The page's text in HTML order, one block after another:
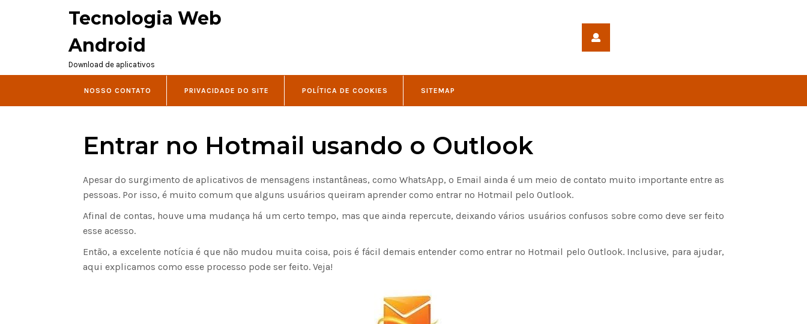
Tecnologia Web
Android
Download de aplicativos
NOSSO CONTATO PRIVACIDADE DO SITE POLÍTICA DE COOKIES SITEMAP
Entrar no Hotmail usando o Outlook
Apesar do surgimento de aplicativos de mensagens instantâneas, como WhatsApp, o Email ainda é um meio de contato muito importante entre as
pessoas. Por isso, é muito comum que alguns usuários queiram aprender como entrar no Hotmail pelo Outlook.
Afinal de contas, houve uma mudança há um certo tempo, mas que ainda repercute, deixando vários usuários confusos sobre como deve ser feito
esse acesso.
Então, a excelente notícia é que não mudou muita coisa, pois é fácil demais entender como entrar no Hotmail pelo Outlook. Inclusive, para ajudar,
aqui explicamos como esse processo pode ser feito. Veja!